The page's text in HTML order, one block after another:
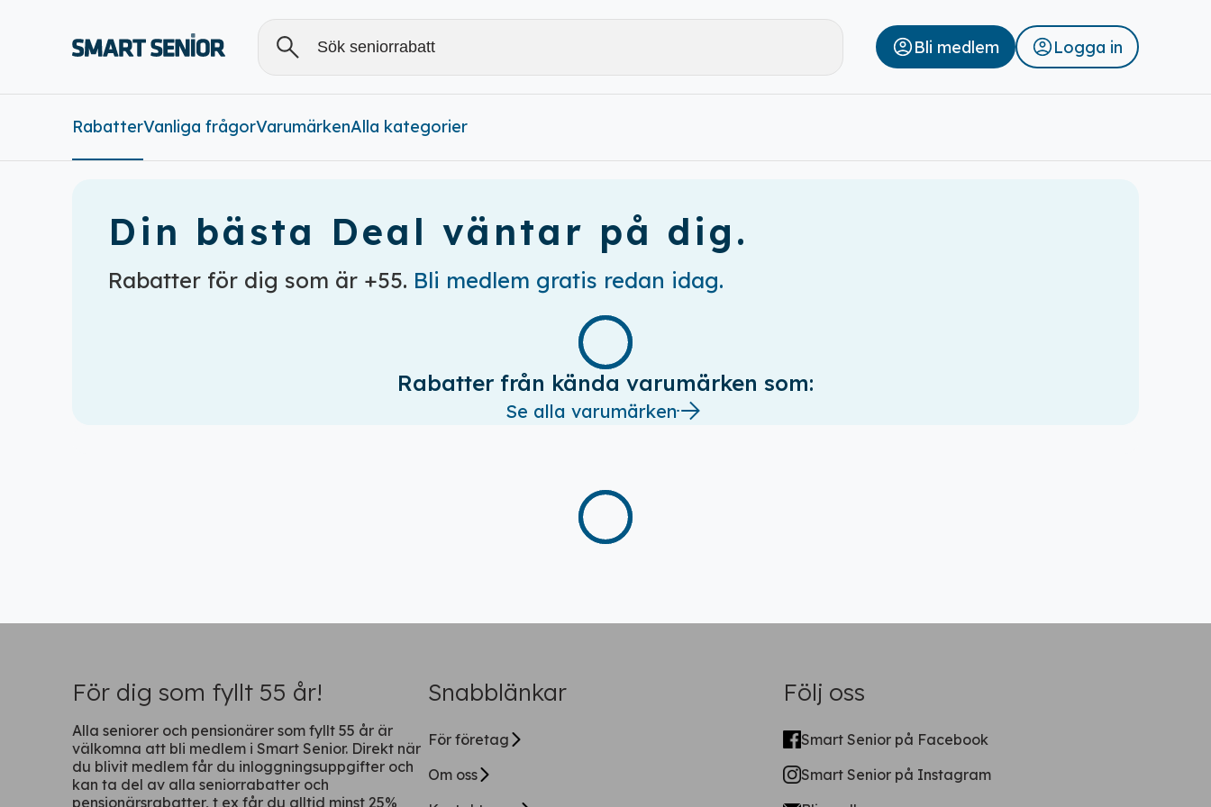
Alla
Bli medlem Logga in
RabatterVanliga frågorVarumärkenAlla kategorier
Din bästa Deal väntar på dig.
Rabatter för dig som är +55. Bli medlem gratis redan idag.
Rabatter från kända varumärken som:
Se alla varumärken
För dig som fyllt 55 år!
Alla seniorer och pensionärer som fyllt 55 år är
välkomna att bli medlem i Smart Senior. Direkt när
du blivit medlem får du inloggningsuppgifter och
kan ta del av alla seniorrabatter och
pensionärsrabatter, t ex får du alltid minst 25%
Snabblänkar
För företag
Om oss
Följ oss
Smart Senior på Facebook
Smart Senior på Instagram
ficka